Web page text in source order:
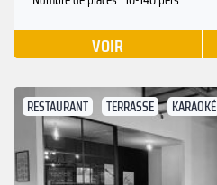
VOIR
RESTAURANT TERRASSE KARAOKÉ